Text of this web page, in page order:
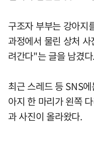
구조자 부부는 강아지
과정에서 물린 상처
려간다"는 글을 남겼다.
최근 스레드 등 SNS
아지 한 마리가 왼쪽
과 사진이 올라왔다.